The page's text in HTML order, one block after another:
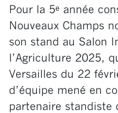
Pour la 5ᵉ année
Nouveaux Champs
son stand au Salon
l’Agriculture 2025,
Versailles du 22
d’équipe mené en
partenaire standiste